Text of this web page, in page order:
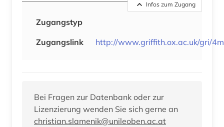
Infos zum Zugang
Zugangstyp
Zugangslink
http://www.griffith.ox.ac.uk/gri/
Bei Fragen zur Datenbank oder zur
Lizenzierung wenden Sie sich gerne an
christian.slamenik@unileoben.ac.at